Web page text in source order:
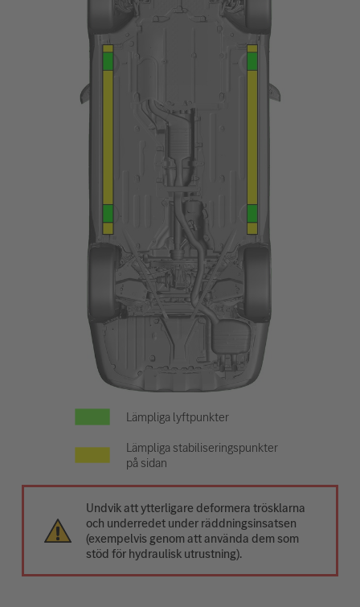
Lämpliga lyftpunkter
Lämpliga stabiliseringspunkter
på sidan
Undvik att ytterligare deformera trösklarna
och underredet under räddningsinsatsen
(exempelvis genom att använda dem som
stöd för hydraulisk utrustning).